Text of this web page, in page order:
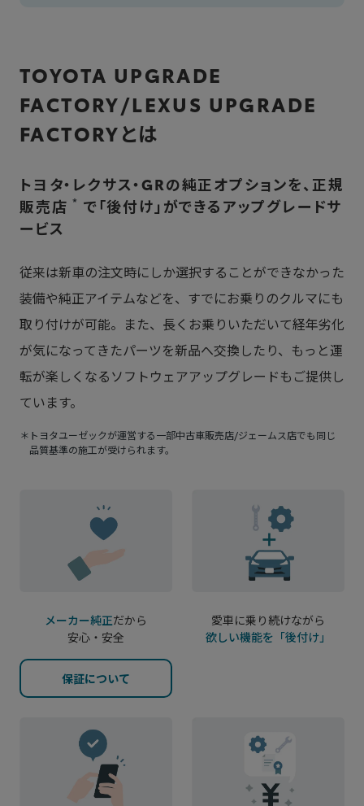
TOYOTA UPGRADE
FACTORY/LEXUS UPGRADE
FACTORYとは
トヨタ・レクサス・GRの純正オプションを、正規
販売店 * で「後付け」ができるアップグレードサ
ービス
従来は新車の注文時にしか選択することができなかった
装備や純正アイテムなどを、すでにお乗りのクルマにも
取り付けが可能。 また、長くお乗りいただいて経年劣化
が気になってきたパーツを新品へ交換したり、もっと運
転が楽しくなるソフトウェアアップグレードもご提供し
ています。
＊トヨタユーゼックが運営する一部中古車販売店/ジェームス店でも同じ
品質基準の施工が受けられます。
メーカー純正だから
安心・安全
保証について
愛車に乗り続けながら
欲しい機能を「後付け」